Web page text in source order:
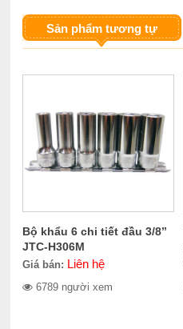
Sản phẩm tương tự
Bộ khẩu 6 chi tiết đầu 3/8’’
JTC-H306M
Giá bán: Liên hệ
6789 người xem